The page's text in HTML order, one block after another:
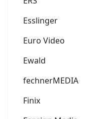
Esslinger
Euro Video
Ewald
fechnerMEDIA
Finix